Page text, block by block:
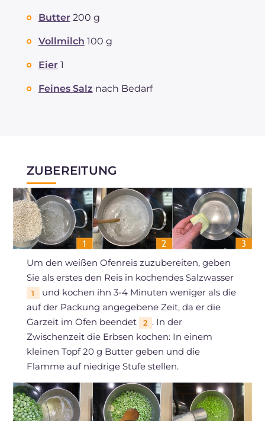
Butter 200 g
Vollmilch 100 g
Eier 1
Feines Salz nach Bedarf
ZUBEREITUNG
Um den weißen Ofenreis zuzubereiten, geben
Sie als erstes den Reis in kochendes Salzwasser
1
und kochen ihn 3-4 Minuten weniger als die
auf der Packung angegebene Zeit, da er die
Garzeit im Ofen beendet
2 . In der
Zwischenzeit die Erbsen kochen: In einem
kleinen Topf 20 g Butter geben und die
Flamme auf niedrige Stufe stellen.